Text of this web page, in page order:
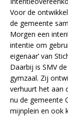
Voor de
de gemeente
Morgen een
intentie om
eigenaar’ van
Daarbij is SMV
gymzaal. Zij
verhuurt het aan
nu de gemeente
mijnplein en ook